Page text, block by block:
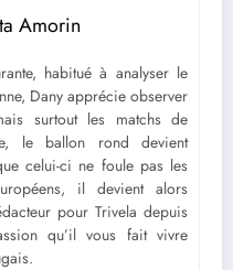
Amorin
habitué à analyser le
Dany apprécie observer
surtout les matchs de
le ballon rond devient
celui-ci ne foule pas les
il devient alors
pour Trivela depuis
qu’il vous fait vivre